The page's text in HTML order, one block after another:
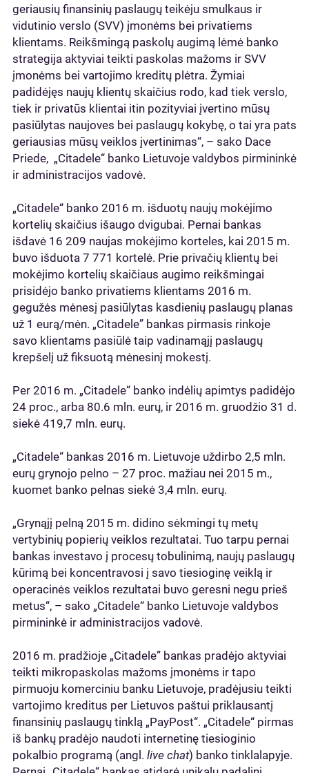
geriausių finansinių paslaugų teikėju smulkaus ir
vidutinio verslo (SVV) įmonėms bei privatiems
klientams. Reikšmingą paskolų augimą lėmė banko
strategija aktyviai teikti paskolas mažoms ir SVV
įmonėms bei vartojimo kreditų plėtra. Žymiai
padidėjęs naujų klientų skaičius rodo, kad tiek verslo,
tiek ir privatūs klientai itin pozityviai įvertino mūsų
pasiūlytas naujoves bei paslaugų kokybę, o tai yra pats
geriausias mūsų veiklos įvertinimas“, – sako Dace
Priede, „Citadele“ banko Lietuvoje valdybos pirmininkė
ir administracijos vadovė.
„Citadele“ banko 2016 m. išduotų naujų mokėjimo
kortelių skaičius išaugo dvigubai. Pernai bankas
išdavė 16 209 naujas mokėjimo korteles, kai 2015 m.
buvo išduota 7 771 kortelė. Prie privačių klientų bei
mokėjimo kortelių skaičiaus augimo reikšmingai
prisidėjo banko privatiems klientams 2016 m.
gegužės mėnesį pasiūlytas kasdienių paslaugų planas
už 1 eurą/mėn. „Citadele” bankas pirmasis rinkoje
savo klientams pasiūlė taip vadinamąjį paslaugų
krepšelį už fiksuotą mėnesinį mokestį.
Per 2016 m. „Citadele“ banko indėlių apimtys padidėjo
24 proc., arba 80.6 mln. eurų, ir 2016 m. gruodžio 31 d.
siekė 419,7 mln. eurų.
„Citadele“ bankas 2016 m. Lietuvoje uždirbo 2,5 mln.
eurų grynojo pelno – 27 proc. mažiau nei 2015 m.,
kuomet banko pelnas siekė 3,4 mln. eurų.
„Grynąjį pelną 2015 m. didino sėkmingi tų metų
vertybinių popierių veiklos rezultatai. Tuo tarpu pernai
bankas investavo į procesų tobulinimą, naujų paslaugų
kūrimą bei koncentravosi į savo tiesioginę veiklą ir
operacinės veiklos rezultatai buvo geresni negu prieš
metus“, – sako „Citadele“ banko Lietuvoje valdybos
pirmininkė ir administracijos vadovė.
2016 m. pradžioje „Citadele” bankas pradėjo aktyviai
teikti mikropaskolas mažoms įmonėms ir tapo
pirmuoju komerciniu banku Lietuvoje, pradėjusiu teikti
vartojimo kreditus per Lietuvos paštui priklausantį
finansinių paslaugų tinklą „PayPost“. „Citadele“ pirmas
iš bankų pradėjo naudoti internetinę tiesioginio
pokalbio programą (angl. live chat) banko tinklalapyje.